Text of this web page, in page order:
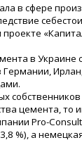
в сфере
в Украине
цемента, то
Pro-
%), а